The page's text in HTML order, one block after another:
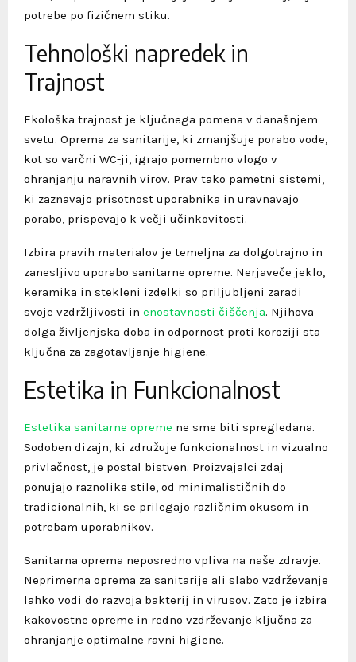
potrebe po fizičnem stiku.
Tehnološki napredek in
Trajnost
Ekološka trajnost je ključnega pomena v današnjem
svetu. Oprema za sanitarije, ki zmanjšuje porabo vode,
kot so varčni WC-ji, igrajo pomembno vlogo v
ohranjanju naravnih virov. Prav tako pametni sistemi,
ki zaznavajo prisotnost uporabnika in uravnavajo
porabo, prispevajo k večji učinkovitosti.
Izbira pravih materialov je temeljna za dolgotrajno in
zanesljivo uporabo sanitarne opreme. Nerjaveče jeklo,
keramika in stekleni izdelki so priljubljeni zaradi
svoje vzdržljivosti in enostavnosti čiščenja. Njihova
dolga življenjska doba in odpornost proti koroziji sta
ključna za zagotavljanje higiene.
Estetika in Funkcionalnost
Estetika sanitarne opreme ne sme biti spregledana.
Sodoben dizajn, ki združuje funkcionalnost in vizualno
privlačnost, je postal bistven. Proizvajalci zdaj
ponujajo raznolike stile, od minimalističnih do
tradicionalnih, ki se prilegajo različnim okusom in
potrebam uporabnikov.
Sanitarna oprema neposredno vpliva na naše zdravje.
Neprimerna oprema za sanitarije ali slabo vzdrževanje
lahko vodi do razvoja bakterij in virusov. Zato je izbira
kakovostne opreme in redno vzdrževanje ključna za
ohranjanje optimalne ravni higiene.